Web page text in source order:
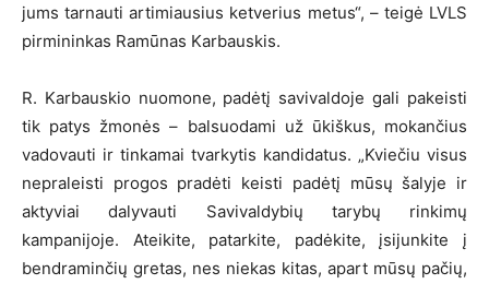
jums tarnauti artimiausius ketverius metus“, – teigė LVLS
pirmininkas Ramūnas Karbauskis.
R. Karbauskio nuomone, padėtį savivaldoje gali pakeisti
tik patys žmonės – balsuodami už ūkiškus, mokančius
vadovauti ir tinkamai tvarkytis kandidatus. „Kviečiu visus
nepraleisti progos pradėti keisti padėtį mūsų šalyje ir
aktyviai dalyvauti Savivaldybių tarybų rinkimų
kampanijoje. Ateikite, patarkite, padėkite, įsijunkite į
bendraminčių gretas, nes niekas kitas, apart mūsų pačių,